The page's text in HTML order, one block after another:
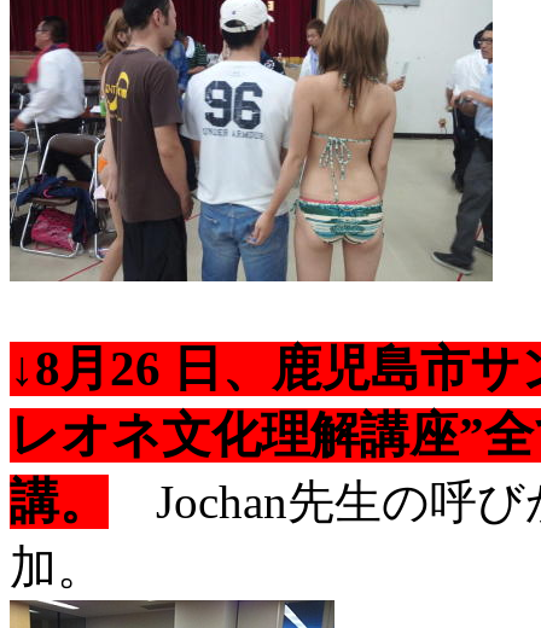
↓8月26 日、鹿児島市
レオネ文化理解講座”
講。
Jochan先生の呼
加。